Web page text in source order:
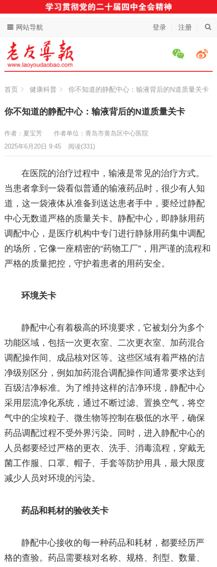
登录 注册
网站导航
首页 健康科普 你不知道的静配中心：输液背后的N道质量关卡
你不知道的静配中心：输液背后的N道质量关卡
作者：夏宝芳
作者单位：青岛市黄岛区中心医院
2025年6月20日 9:45
阅读(331)
在医院的治疗过程中，输液是常见的治疗方式。
当患者拿到一袋看似普通的输液药品时，很少有人知
道，这一袋液体从准备到送达患者手中，要经过静配
中心无数道严格的质量关卡。静配中心，即静脉用药
调配中心，是医疗机构中专门进行静脉用药集中调配
的场所，它像一座精密的“药物工厂”，用严谨的流程和
严格的质量把控，守护着患者的用药安全。
环境关卡
静配中心有着极高的环境要求，它被划分为多个
功能区域，包括一次更衣室、二次更衣室、加药混合
调配操作间、成品核对区等。这些区域有着严格的洁
净级别区分，例如加药混合调配操作间通常要求达到
百级洁净标准。为了维持这样的洁净环境，静配中心
采用层流净化系统，通过不断过滤、置换空气，将空
气中的尘埃粒子、微生物等控制在极低的水平，确保
药品调配过程不受外界污染。同时，进入静配中心的
人员都要经过严格的更衣、洗手、消毒流程，穿戴无
菌工作服、口罩、帽子、手套等防护用具，最大限度
减少人员对环境的污染。
药品和耗材的验收关卡
静配中心接收的每一种药品和耗材，都要经历严
格的查验。药品需要核对名称、规格、剂型、数量、